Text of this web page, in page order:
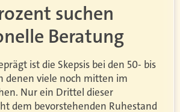
suchen
Beratung
ist die Skepsis bei den 50- bis
denen viele noch mitten im
Nur ein Drittel dieser
dem bevorstehenden Ruhestand